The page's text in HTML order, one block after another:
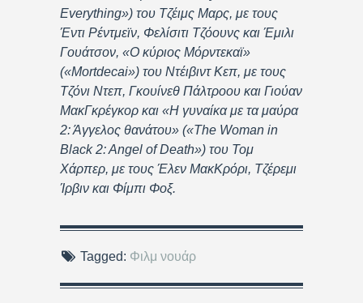
Everything») του Τζέιμς Μαρς, με τους
Έντι Ρέντμεϊν, Φελίσιτι Τζόουνς και Έμιλι
Γουάτσον, «Ο κύριος Μόρντεκαϊ»
(«Mortdecai») του Ντέιβιντ Κεπ, με τους
Τζόνι Ντεπ, Γκουίνεθ Πάλτροου και Γιούαν
ΜακΓκρέγκορ και «Η γυναίκα με τα μαύρα
2: Άγγελος θανάτου» («The Woman in
Black 2: Angel of Death») του Τομ
Χάρπερ, με τους Έλεν ΜακΚρόρι, Τζέρεμι
Ίρβιν και Φίμπι Φοξ.
Tagged: Φιλμ νουάρ